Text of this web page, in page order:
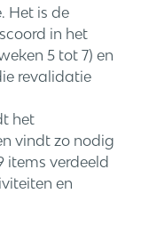
Het is de
in het
5 tot 7) en
revalidatie
het
vindt zo nodig
items verdeeld
en